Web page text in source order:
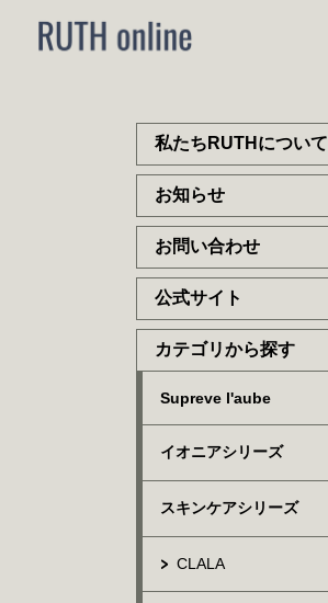
私たちRUTHについて
お知らせ
お問い合わせ
公式サイト
カテゴリから探す
Supreve l'aube
イオニアシリーズ
スキンケアシリーズ
CLALA